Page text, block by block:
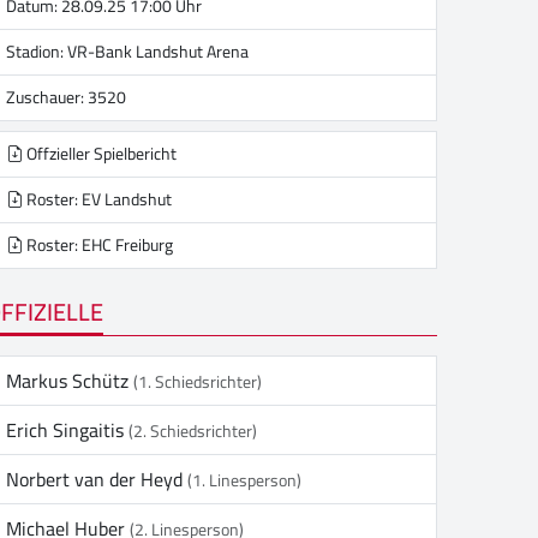
Stadion:VR-Bank Landshut Arena
Zuschauer: 3520
Offzieller Spielbericht
Roster: EV Landshut
Roster: EHC Freiburg
Markus Schütz(1. Schiedsrichter)
Erich Singaitis(2. Schiedsrichter)
Norbert van der Heyd(1. Linesperson)
Michael Huber(2. Linesperson)